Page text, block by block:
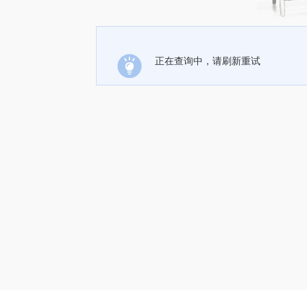
正在查询中，请刷新重试